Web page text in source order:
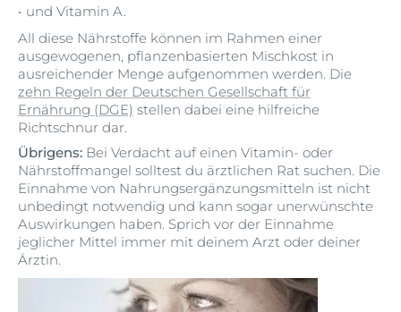
und Vitamin A.
All diese Nährstoffe können im Rahmen einer
ausgewogenen, pflanzenbasierten Mischkost in
ausreichender Menge aufgenommen werden. Die
zehn Regeln der Deutschen Gesellschaft für
Ernährung (DGE) stellen dabei eine hilfreiche
Richtschnur dar.
Übrigens: Bei Verdacht auf einen Vitamin- oder
Nährstoffmangel solltest du ärztlichen Rat suchen. Die
Einnahme von Nahrungsergänzungsmitteln ist nicht
unbedingt notwendig und kann sogar unerwünschte
Auswirkungen haben. Sprich vor der Einnahme
jeglicher Mittel immer mit deinem Arzt oder deiner
Ärztin.